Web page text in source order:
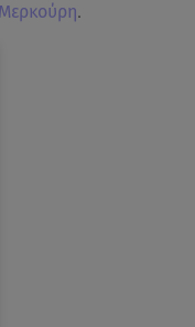
Μερκούρη.